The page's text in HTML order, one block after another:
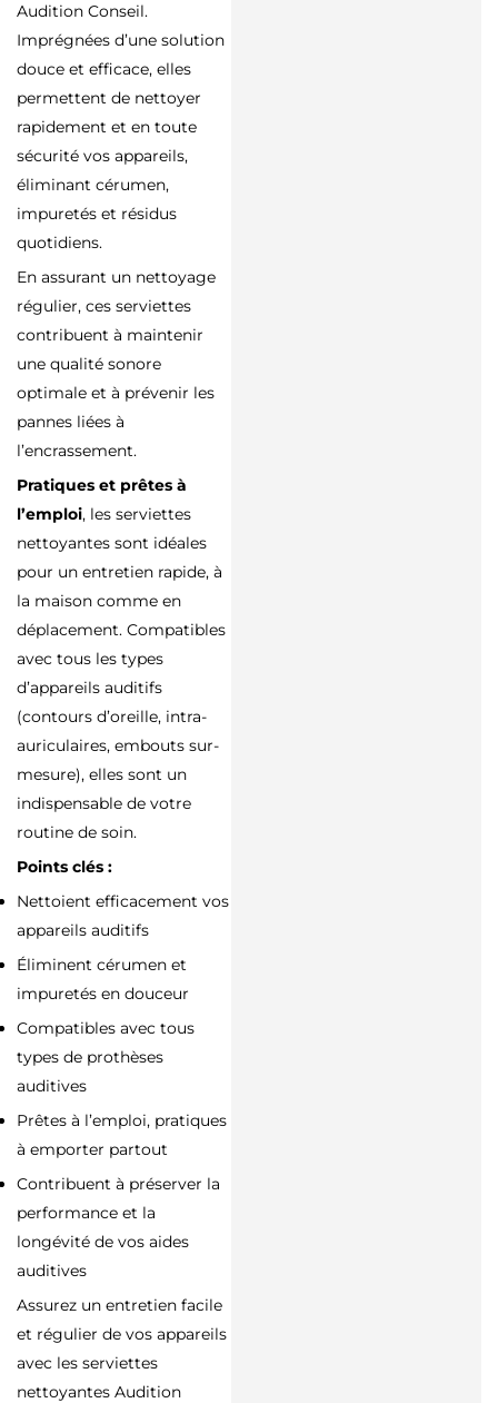
Audition Conseil.
Imprégnées d’une solution
douce et efficace, elles
permettent de nettoyer
rapidement et en toute
sécurité vos appareils,
éliminant cérumen,
impuretés et résidus
quotidiens.
En assurant un nettoyage
régulier, ces serviettes
contribuent à maintenir
une qualité sonore
optimale et à prévenir les
pannes liées à
l’encrassement.
Pratiques et prêtes à
l’emploi, les serviettes
nettoyantes sont idéales
pour un entretien rapide, à
la maison comme en
déplacement. Compatibles
avec tous les types
d’appareils auditifs
(contours d’oreille, intra-
auriculaires, embouts sur-
mesure), elles sont un
indispensable de votre
routine de soin.
Points clés :
Nettoient efficacement vos
appareils auditifs
Éliminent cérumen et
impuretés en douceur
Compatibles avec tous
types de prothèses
auditives
Prêtes à l’emploi, pratiques
à emporter partout
Contribuent à préserver la
performance et la
longévité de vos aides
auditives
Assurez un entretien facile
et régulier de vos appareils
avec les serviettes
nettoyantes Audition